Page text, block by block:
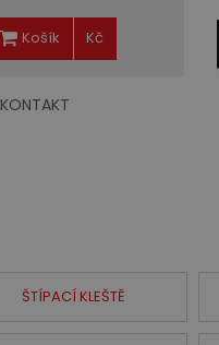
Kč
Košík
KONTAKT
ŠTÍPACÍ KLEŠTĚ